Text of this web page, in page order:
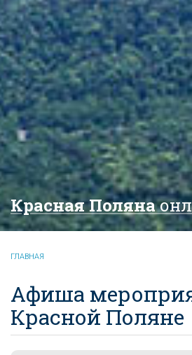
Красная Поляна
ГЛАВНАЯ
Афиша
Красной Поляне